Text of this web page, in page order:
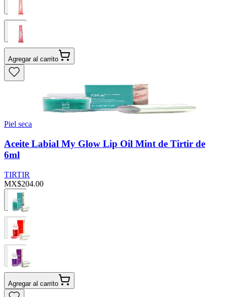
Agregar al carrito
Piel seca
Aceite Labial My Glow Lip Oil Mint de Tirtir de
6ml
TIRTIR
MX$204.00
Agregar al carrito